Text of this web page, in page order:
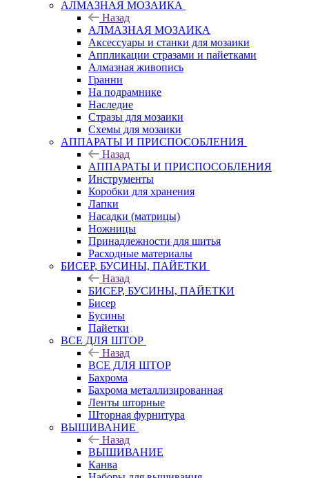
АЛМАЗНАЯ МОЗАИКА
Назад
АЛМАЗНАЯ МОЗАИКА
Аксессуары и станки для мозаики
Аппликации стразами и пайетками
Алмазная живопись
Гранни
На подрамнике
Наследие
Стразы для мозаики
Схемы для мозаики
АППАРАТЫ И ПРИСПОСОБЛЕНИЯ
Назад
АППАРАТЫ И ПРИСПОСОБЛЕНИЯ
Инструменты
Коробки для хранения
Лапки
Насадки (матрицы)
Ножницы
Принадлежности для шитья
Расходные материалы
БИСЕР, БУСИНЫ, ПАЙЕТКИ
Назад
БИСЕР, БУСИНЫ, ПАЙЕТКИ
Бисер
Бусины
Пайетки
ВСЕ ДЛЯ ШТОР
Назад
ВСЕ ДЛЯ ШТОР
Бахрома
Бахрома металлизированная
Ленты шторные
Шторная фурнитура
ВЫШИВАНИЕ
Назад
ВЫШИВАНИЕ
Канва